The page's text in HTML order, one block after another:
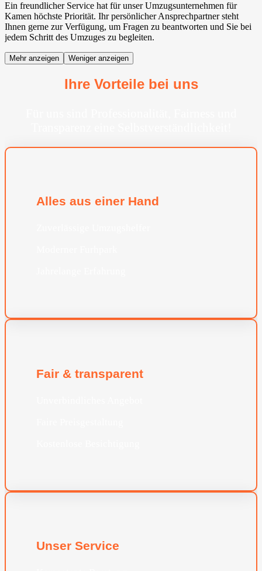
Ein freundlicher Service hat für unser Umzugsunternehmen für
Kamen höchste Priorität. Ihr persönlicher Ansprechpartner steht
Ihnen gerne zur Verfügung, um Fragen zu beantworten und Sie bei
jedem Schritt des Umzuges zu begleiten.
Mehr anzeigen Weniger anzeigen
Ihre Vorteile bei uns
Alles aus einer Hand
Fair & transparent
Unser Service